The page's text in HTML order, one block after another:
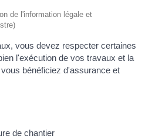
de l'information légale et
vous devez respecter certaines
l'exécution de vos travaux et la
bénéficiez d'assurance et
de chantier